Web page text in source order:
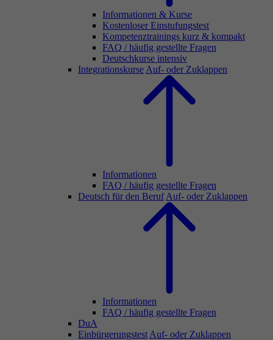
Informationen & Kurse
Kostenloser Einstufungstest
Kompetenztrainings kurz & kompakt
FAQ / häufig gestellte Fragen
Deutschkurse intensiv
Integrationskurse Auf- oder Zuklappen
Informationen
FAQ / häufig gestellte Fragen
Deutsch für den Beruf Auf- oder Zuklappen
Informationen
FAQ / häufig gestellte Fragen
DuA
Einbürgerungstest Auf- oder Zuklappen